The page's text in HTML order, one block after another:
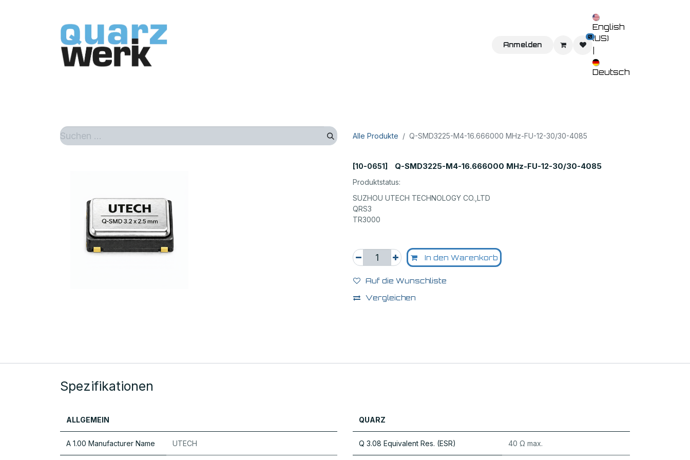
Home Shop Veranstaltungen
Anmelden
0
English
(US)
Deutsch
Alle Produkte Q-SMD3225-M4-16.666000 MHz-FU-12-30/30-4085
[10-0651] Q-SMD3225-M4-16.666000 MHz-FU-12-30/30-4085
Produktstatus:
SUZHOU UTECH TECHNOLOGY CO.,LTD
QRS3
TR3000
In den Warenkorb
Auf die Wunschliste
Vergleichen
Spezifikationen
ALLGEMEIN
A 1.00 Manufacturer Name UTECH
QUARZ
Q 3.08 Equivalent Res. (ESR) 40 Ω max.